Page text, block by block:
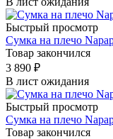
Быстрый просмотр
Сумка на плечо
Товар закончился
3 890 ₽
В лист ожидания
Быстрый просмотр
Сумка на плечо
Товар закончился